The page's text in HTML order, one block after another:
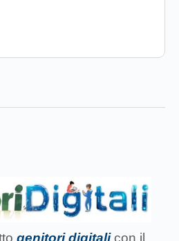
genitori digitali con il